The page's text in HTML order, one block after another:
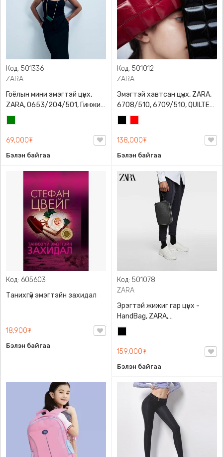
Код: 501336
ZARA
Гоёлын мини эмэгтэй цүнх,
ZARA, 0653/204/501, Гинжин
оосортой, Дотроо тольтой
69,000₮
Бэлэн байгаа
Код: 501012
ZARA
Эмэгтэй хавтсан цүнх, ZARA,
6708/510, 6709/510, QUILTED
CLUTCH BAGDETAILS, Лакан,
Гинжин оосортой
138,000₮
Бэлэн байгаа
Код: 605603
Танихгүй эмэгтэйн захидал
18,900₮
Бэлэн байгаа
Код: 501078
ZARA
Эрэгтэй жижиг гар цүнх -
HandBag, ZARA,
3720/005/040, PU арьс
159,000₮
Бэлэн байгаа